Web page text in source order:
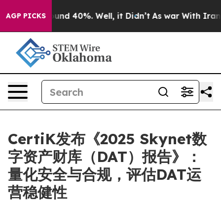
AGP PICKSAround 40%. Well, it Didn’t As war With Iran
CertiK发布《2025 Skynet数
字资产财库（DAT）报告》：
量化安全与合规，评估DAT运
营稳健性